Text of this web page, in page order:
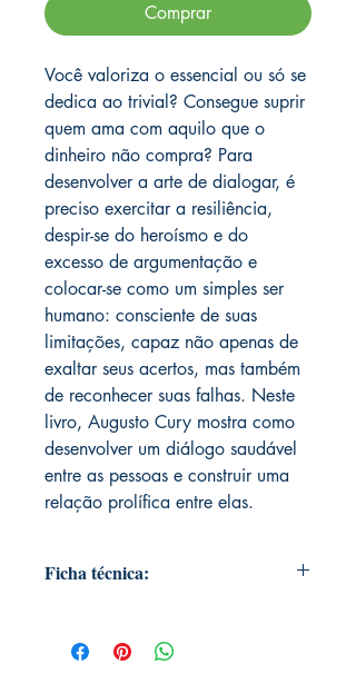
Comprar
Você valoriza o essencial ou só se
dedica ao trivial? Consegue suprir
quem ama com aquilo que o
dinheiro não compra? Para
desenvolver a arte de dialogar, é
preciso exercitar a resiliência,
despir-se do heroísmo e do
excesso de argumentação e
colocar-se como um simples ser
humano: consciente de suas
limitações, capaz não apenas de
exaltar seus acertos, mas também
de reconhecer suas falhas. Neste
livro, Augusto Cury mostra como
desenvolver um diálogo saudável
entre as pessoas e construir uma
relação prolífica entre elas.
Ficha técnica:
Editora: Principis
Linhas de Produto: Principis